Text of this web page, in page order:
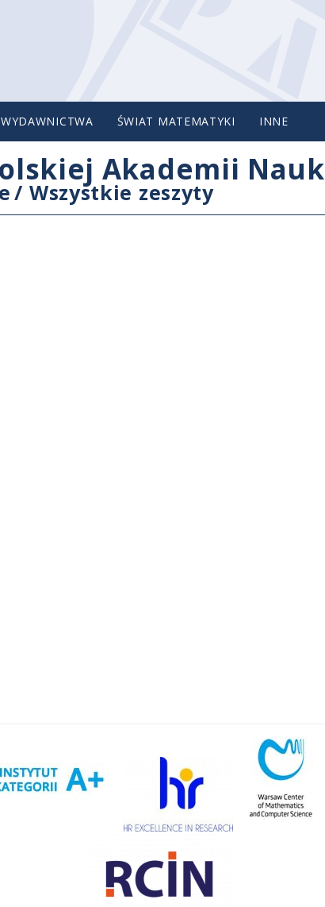
WYDAWNICTWA ŚWIAT MATEMATYKI INNE
Akademii Nauk
/ Wszystkie zeszyty